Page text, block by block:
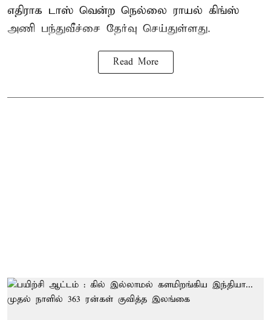
எதிராக டாஸ் வென்ற நெல்லை ராயல் கிங்ஸ்
அணி பந்துவீச்சை தேர்வு செய்துள்ளது.
Read More